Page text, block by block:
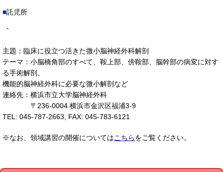
託児所
-
主題：臨床に役立つ活きた微小脳神経外科解剖
テーマ：小脳橋角部のすべて、鞍上部、傍鞍部、脳幹部の病変に対す
る手術解剖、
機能的脳神経外科に必要な微小解剖など
連絡先：横浜市立大学脳神経外科
〒236-0004 横浜市金沢区福浦3-9
TEL: 045-787-2663, FAX: 045-783-6121
※なお、領域講習の開催についてはこちらをご覧ください。